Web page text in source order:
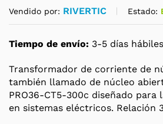
Vendido por: RIVERTIC Estado:
Tiempo de envío: 3-5 días hábiles
Transformador de corriente de
también llamado de núcleo
PRO36-CT5-300c diseñado para
en sistemas eléctricos. Relación